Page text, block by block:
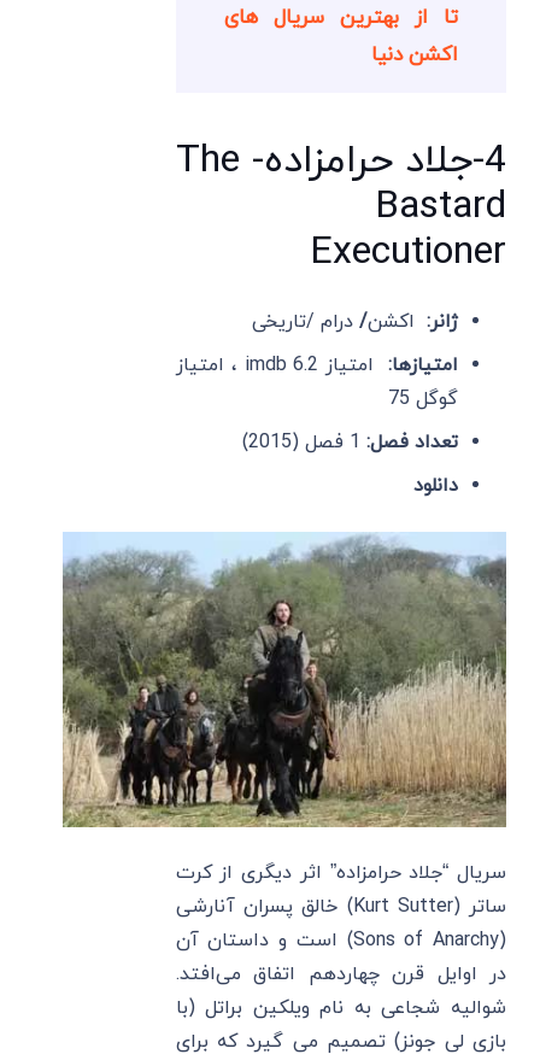
تا از بهترین سریال های
اکشن دنیا
4-جلاد حرامزاده- The
Bastard
Executioner
ژانر: اکشن/ درام /تاریخی
امتیازها:
امتیاز imdb 6.2 ، امتیاز
گوگل 75
تعداد فصل: 1 فصل (2015)
دانلود
سریال “جلاد حرامزاده” اثر دیگری از کرت
ساتر (Kurt Sutter) خالق پسران آنارشی
(Sons of Anarchy) است و داستان آن
در اوایل قرن چهاردهم اتفاق می‌افتد.
شوالیه شجاعی به نام ویلکین براتل (با
بازی لی جونز) تصمیم می گیرد که برای